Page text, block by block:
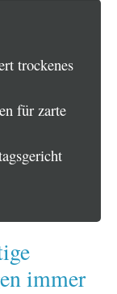
trockenes
für zarte
immer